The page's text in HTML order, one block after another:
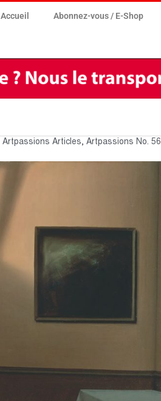
Accueil Abonnez-vous / E-Shop
Artpassions Articles, Artpassions No. 56